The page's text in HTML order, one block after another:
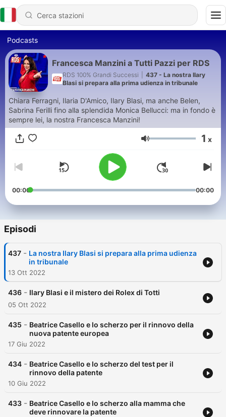
Podcasts
Francesca Manzini a Tutti Pazzi per RDS
RDS 100% Grandi Successi
437 - La nostra Ilary
Blasi si prepara alla prima udienza in tribunale
Chiara Ferragni, Ilaria D'Amico, Ilary Blasi, ma anche Belen,
Sabrina Ferilli fino alla splendida Monica Bellucci: ma in fondo è
sempre lei, la nostra Francesca Manzini!
Volume 1 x
00:00 00:00
Episodi
437 - La nostra Ilary Blasi si prepara alla prima udienza
in tribunale
13 Ott 2022
436 - Ilary Blasi e il mistero dei Rolex di Totti
05 Ott 2022
435 - Beatrice Casello e lo scherzo per il rinnovo della
nuova patente europea
17 Giu 2022
434 - Beatrice Casello e lo scherzo del test per il
rinnovo della patente
10 Giu 2022
433 - Beatrice Casello e lo scherzo alla mamma che
deve rinnovare la patente